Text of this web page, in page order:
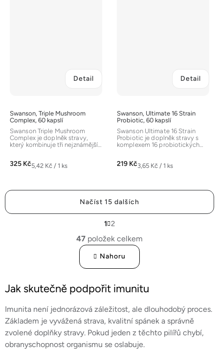
Swanson, Triple Mushroom
Complex, 60 kapslí
325 KčMěrná
5,42 Kč / 1 ks
Detail
Swanson Triple Mushroom
Complex je doplněk stravy,
který kombinuje tři nejznámější
Swanson, Ultimate 16 Strain
Probiotic, 60 kapslí
219 KčMěrná
3,65 Kč / 1 ks
Detail
Swanson Ultimate 16 Strain
Probiotic je doplněk stravy s
komplexem 16 probiotických
O
v
l
á
a
í
p
r
v
Načíst 15 dalších
t
r
á
n
v
á
í
1 2
47 položek celkem
Nahoru
Jak skutečně podpořit imunitu
Imunita není jednorázová záležitost, ale dlouhodobý proces.
Základem je vyvážená strava, kvalitní spánek a správně
zvolené doplňky stravy. Pokud jeden z těchto pilířů chybí,
obranyschopnost organismu se oslabuje.